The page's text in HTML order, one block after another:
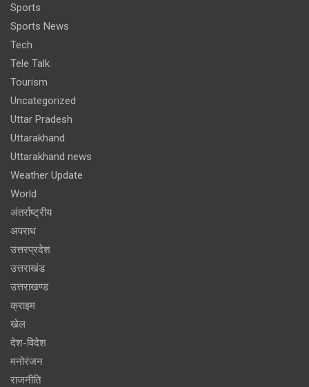
Sports
Sports News
Tech
Tele Talk
Tourism
Uncategorized
Uttar Pradesh
Uttarakhand
Uttarakhand news
Weather Update
World
अंतर्राष्ट्रीय
अपराध
उत्तरप्रदेश
उत्तराखंड
उत्तराखण्ड
क्राइम
खेल
देश-विदेश
मनोरंजन
राजनीति